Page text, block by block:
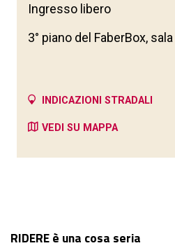
RIDERE è una cosa seria
Ingresso libero
3° piano del FaberBox,
INDICAZIONI STRADALI
VEDI SU MAPPA